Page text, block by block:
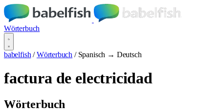
Wörterbuch
babelfish / Wörterbuch / Spanisch → Deutsch
factura de electricidad
Wörterbuch